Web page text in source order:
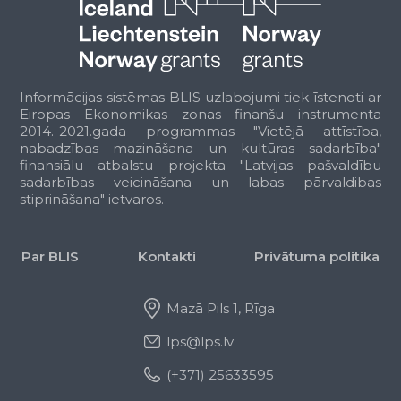
40002100203 IK "NK Stils"
40002100222 Individuālais komersants "N & M"
40002100241 Individuālais komersants "DALISA"
40002100256 IK "MATEG"
40002100311
IK "Taurupes aptieka"
40002100383 Individuālais komersants "ANVI PLUSS"
40002100400 "IMANTS LEIBA" IK
40002100415
IK "REMONTS.LV"
40002100434
Individuālais komersants "TOMI Company"
40002100449 IK "GRASIS A.K."
40002100491
IK "INFORMĀCIJAS, KONSULTĀCIJAS UN
Individuālais komersants "RAIS PLUSS"
Individuālais komersants "ARKANA AL"
Individuālais komersants "Vail K"
IK "SILVA S.I.P."
Informācijas sistēmas BLIS uzlabojumi tiek īstenoti ar
Eiropas Ekonomikas zonas finanšu instrumenta
2014.-2021.gada programmas "Vietējā attīstība,
nabadzības mazināšana un kultūras sadarbība"
finansiālu atbalstu projekta "Latvijas pašvaldību
sadarbības veicināšana un labas pārvaldibas
stiprināšana" ietvaros.
Par BLIS Kontakti Privātuma politika
Mazā Pils 1, Rīga
lps@lps.lv
(+371) 25633595